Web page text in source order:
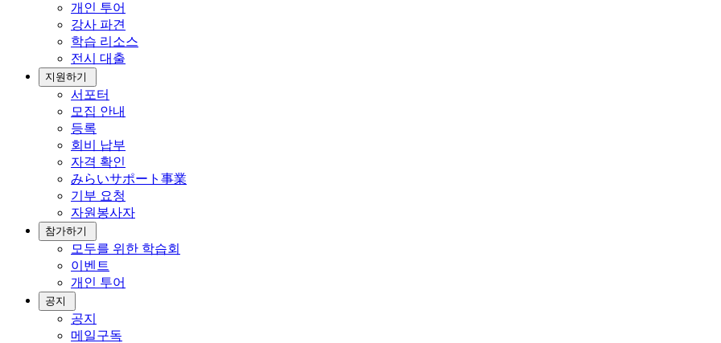
개인 투어
강사 파견
학습 리소스
전시 대출
지원하기
서포터
모집 안내
등록
회비 납부
자격 확인
みらいサポート事業
기부 요청
자원봉사자
참가하기
모두를 위한 학습회
이벤트
개인 투어
공지
공지
메일구독